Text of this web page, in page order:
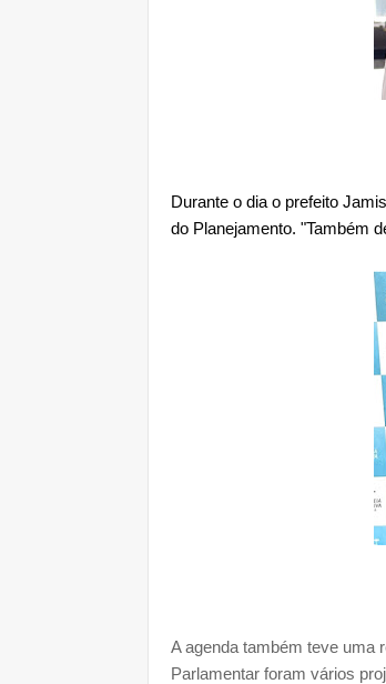
Durante o dia o prefeito
do Planejamento. "Também
A agenda também teve uma
Parlamentar foram vários